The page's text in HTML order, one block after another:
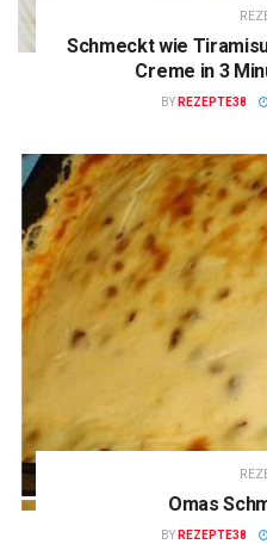
Schmeckt wie
Creme in 3
BY REZEPTE38
Omas
BY REZEPTE38